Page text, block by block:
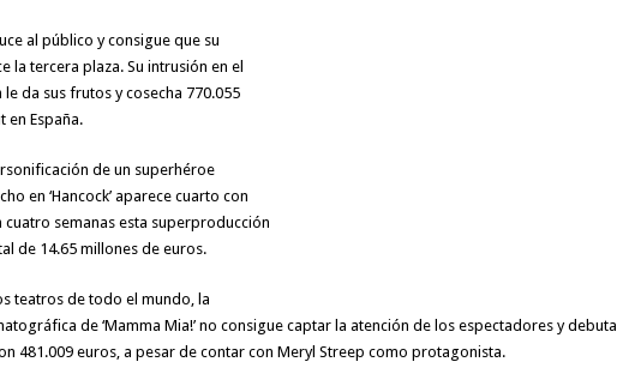
al público y consigue que su
la tercera plaza. Su intrusión en el
da sus frutos y cosecha 770.055
en España.
de un superhéroe
en ‘Hancock’ aparece cuarto con
cuatro semanas esta superproducción
de 14.65 millones de euros.
teatros de todo el mundo, la
de ‘Mamma Mia!’ no consigue captar la atención de los espectadores y debuta
481.009 euros, a pesar de contar con Meryl Streep como protagonista.